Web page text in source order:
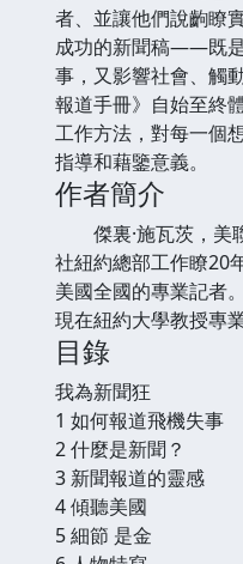
者、並讓他們說齣瞭
成功的新聞稿——既
事，又影響社會、觸
報道手冊》自始至終
工作方法，對每一個
指導和藉鑒意義。
作者簡介
傑裏·施瓦茨，美
社紐約總部工作瞭20
美國全國的專業記者
現在紐約大學教授專
目錄
我為新聞狂
1 如何報道飛機失事
2 什麼是新聞？
3 新聞報道的靈感
4 傾聽美國
5 細節 是金